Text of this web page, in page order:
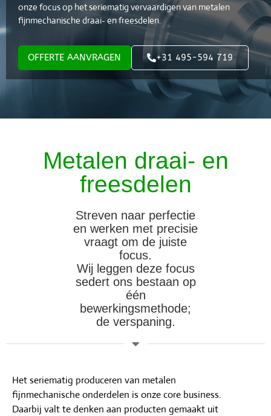
onze focus op het seriematig vervaardigen van metalen
fijnmechanische draai- en freesdelen.
OFFERTE AANVRAGEN +31 495-594 719
Metalen draai- en
freesdelen
Streven naar perfectie
en werken met precisie
vraagt om de juiste
focus.
Wij leggen deze focus
sedert ons bestaan op
één
bewerkingsmethode;
de verspaning.
Het seriematig produceren van metalen
fijnmechanische onderdelen is onze core business.
Daarbij valt te denken aan producten gemaakt uit